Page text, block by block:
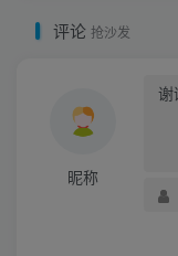
评论 抢沙发
昵称